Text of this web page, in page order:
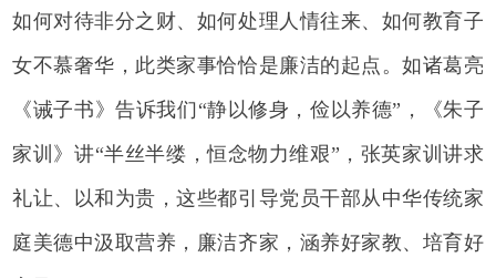
如何对待非分之财、如何处理人情往来、如何教育子
女不慕奢华，此类家事恰恰是廉洁的起点。如诸葛亮
《诫子书》告诉我们“静以修身，俭以养德”，《朱子
家训》讲“半丝半缕，恒念物力维艰”，张英家训讲求
礼让、以和为贵，这些都引导党员干部从中华传统家
庭美德中汲取营养，廉洁齐家，涵养好家教、培育好